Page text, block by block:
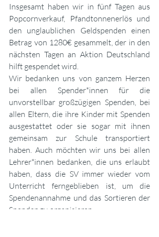
Insgesamt haben wir in fünf Tagen aus
Popcornverkauf, Pfandtonnenerlös und
den unglaublichen Geldspenden einen
Betrag von 1280€ gesammelt, der in den
nächsten Tagen an Aktion Deutschland
hilft gespendet wird.
Wir bedanken uns von ganzem Herzen
bei allen Spender*innen für die
unvorstellbar großzügigen Spenden, bei
allen Eltern, die ihre Kinder mit Spenden
ausgestattet oder sie sogar mit ihnen
gemeinsam zur Schule transportiert
haben. Auch möchten wir uns bei allen
Lehrer*innen bedanken, die uns erlaubt
haben, dass die SV immer wieder vom
Unterricht ferngeblieben ist, um die
Spendenannahme und das Sortieren der
Spenden zu organisieren.